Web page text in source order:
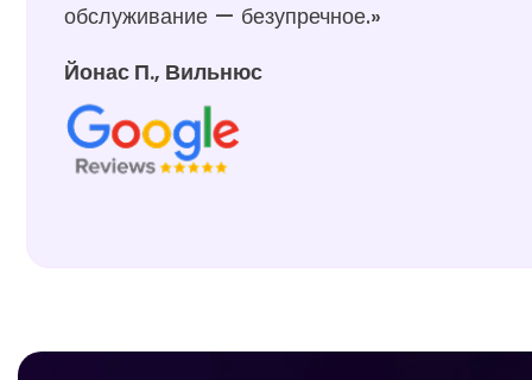
обслуживание — безупречное.»
Йонас П., Вильнюс